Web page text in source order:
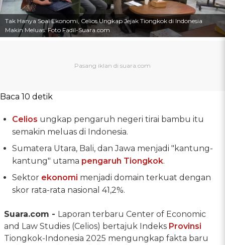
Tak Hanya Soal Ekonomi, Celios Ungkap Jejak Tiongkok di Indonesia
Makin Meluas. Foto Fadil-Suara.com
Baca 10 detik
Celios ungkap pengaruh negeri tirai bambu itu
semakin meluas di Indonesia.
Sumatera Utara, Bali, dan Jawa menjadi "kantung-
kantung" utama pengaruh Tiongkok.
Sektor ekonomi menjadi domain terkuat dengan
skor rata-rata nasional 41,2%.
Suara.com - Laporan terbaru Center of Economic
and Law Studies (Celios) bertajuk Indeks Provinsi
Tiongkok-Indonesia 2025 mengungkap fakta baru